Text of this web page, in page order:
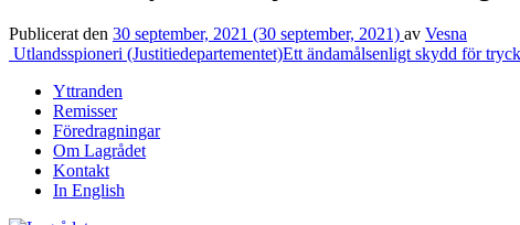
Publicerat den 30 september, 2021 (30 september, 2021) av Vesna
Inläggsnavigering
Utlandsspioneri (Justitiedepartementet)Ett ändamålsenligt skydd för
Yttranden
Remisser
Föredragningar
Om Lagrådet
Kontakt
In English